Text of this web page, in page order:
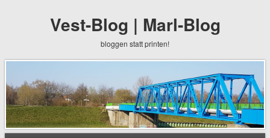
Vest-Blog | Marl-Blog
bloggen statt printen!